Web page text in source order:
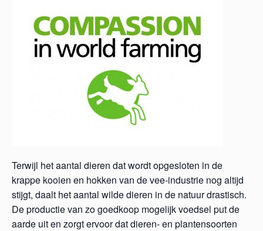
Terwijl het aantal dieren dat wordt opgesloten in de
krappe kooien en hokken van de vee-industrie nog altijd
stijgt, daalt het aantal wilde dieren in de natuur drastisch.
De productie van zo goedkoop mogelijk voedsel put de
aarde uit en zorgt ervoor dat dieren- en plantensoorten